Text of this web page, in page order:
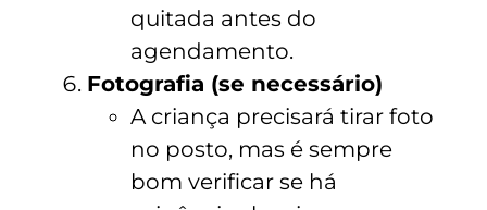
quitada antes do
agendamento.
Fotografia (se necessário)
A criança precisará tirar foto
no posto, mas é sempre
bom verificar se há